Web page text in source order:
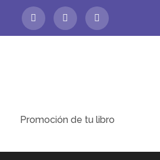
Promoción de tu libro